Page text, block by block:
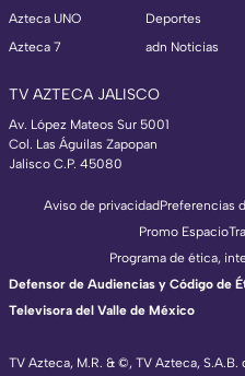
Azteca UNO
Azteca 7
Deportes
adn Noticias
TV AZTECA JALISCO
Av. López Mateos Sur 5001
Col. Las Águilas Zapopan
Jalisco C.P. 45080
TV Azteca, M.R. & ©, TV Azteca,
Aviso de privacidadPreferencias
Promo Espacio
Programa de ética,
Defensor de Audiencias y Código de
Televisora del Valle de México